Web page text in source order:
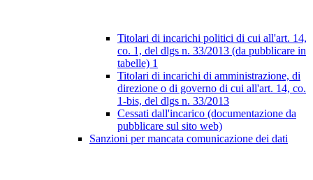
Titolari di incarichi politici di cui all'art. 14,
co. 1, del dlgs n. 33/2013 (da pubblicare in
tabelle) 1
Titolari di incarichi di amministrazione, di
direzione o di governo di cui all'art. 14, co.
1-bis, del dlgs n. 33/2013
Cessati dall'incarico (documentazione da
pubblicare sul sito web)
Sanzioni per mancata comunicazione dei dati